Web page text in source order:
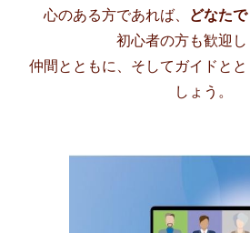
心のある方であれば、 どなた
初心者の方も歓迎し
仲間とともに、そしてガイドと
しょう。